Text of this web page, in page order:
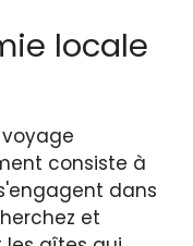
locale
consiste à
dans
et